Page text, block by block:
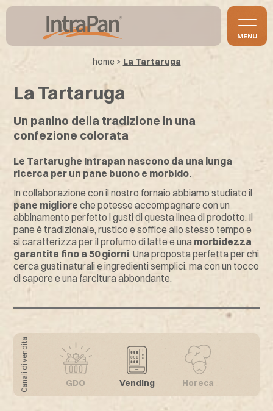
MENU
home> La Tartaruga
La Tartaruga
Un panino della tradizione in una
confezione colorata
Le Tartarughe Intrapan nascono da una lunga
ricerca per un pane buono e morbido.
In collaborazione con il nostro fornaio abbiamo studiato il
pane migliore che potesse accompagnare con un
abbinamento perfetto i gusti di questa linea di prodotto. Il
pane è tradizionale, rustico e soffice allo stesso tempo e
si caratterizza per il profumo di latte e una morbidezza
garantita fino a 50 giorni. Una proposta perfetta per chi
cerca gusti naturali e ingredienti semplici, ma con un tocco
di sapore e una farcitura abbondante.
Canali di vendita GDO Vending Horeca